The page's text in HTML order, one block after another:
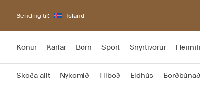
Sending til: Ísland
Konur Karlar Börn Sport Snyrtivörur
Skoða allt Nýkomið Tilboð Eldhús